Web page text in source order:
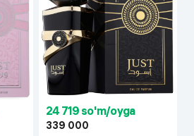
24 719 so'm/oyga
339 000